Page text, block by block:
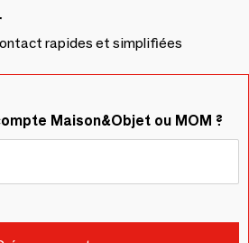
rapides et simplifiées
Maison&Objet ou MOM ?